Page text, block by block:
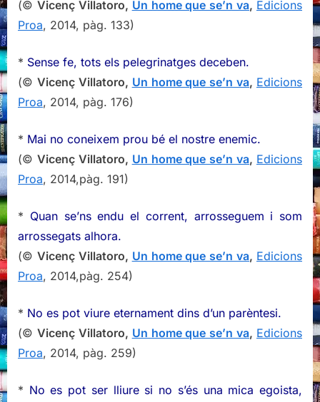
(© Vicenç Villatoro, Un home que se’n va, Edicions
Proa, 2014, pàg. 133)
* Sense fe, tots els pelegrinatges deceben.
(© Vicenç Villatoro, Un home que se’n va, Edicions
Proa, 2014, pàg. 176)
* Mai no coneixem prou bé el nostre enemic.
(© Vicenç Villatoro, Un home que se’n va, Edicions
Proa, 2014,pàg. 191)
* Quan se’ns endu el corrent, arrosseguem i som
arrossegats alhora.
(© Vicenç Villatoro, Un home que se’n va, Edicions
Proa, 2014,pàg. 254)
* No es pot viure eternament dins d’un parèntesi.
(© Vicenç Villatoro, Un home que se’n va, Edicions
Proa, 2014, pàg. 259)
* No es pot ser lliure si no s’és una mica egoista,